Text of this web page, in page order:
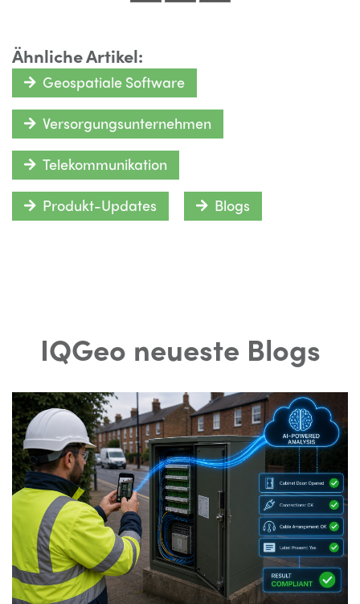
Ähnliche Artikel:
Geospatiale Software
Versorgungsunternehmen
Telekommunikation
Produkt-Updates Blogs
IQGeo neueste Blogs